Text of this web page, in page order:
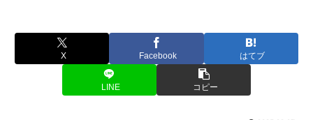
X Facebook はてブ
LINE コピー